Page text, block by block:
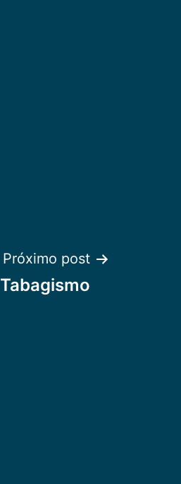
Próximo post
Tabagismo